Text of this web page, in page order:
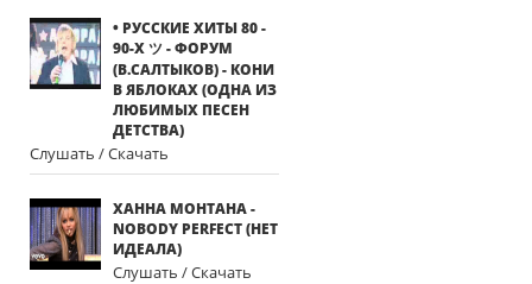
• РУССКИЕ ХИТЫ 80 -
90-Х ツ - ФОРУМ
(В.САЛТЫКОВ) - КОНИ
В ЯБЛОКАХ (ОДНА ИЗ
ЛЮБИМЫХ ПЕСЕН
ДЕТСТВА)
Слушать / Скачать
ХАННА МОНТАНА -
NOBODY PERFECT (НЕТ
ИДЕАЛА)
Слушать / Скачать